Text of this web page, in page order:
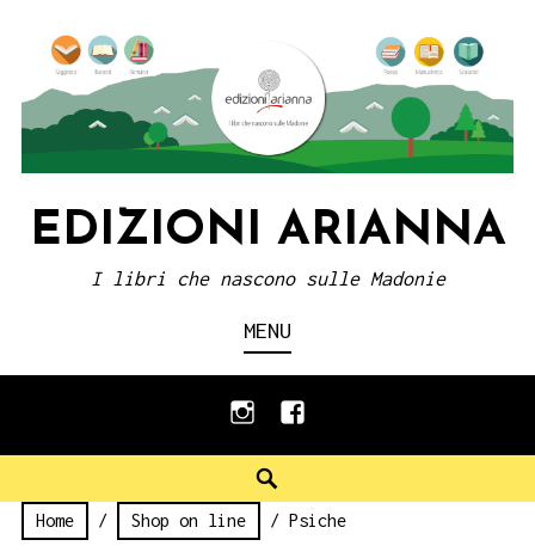
content
EDIZIONI ARIANNA
I libri che nascono sulle Madonie
MENU
instagramfacebook
Home / Shop on line / Psiche